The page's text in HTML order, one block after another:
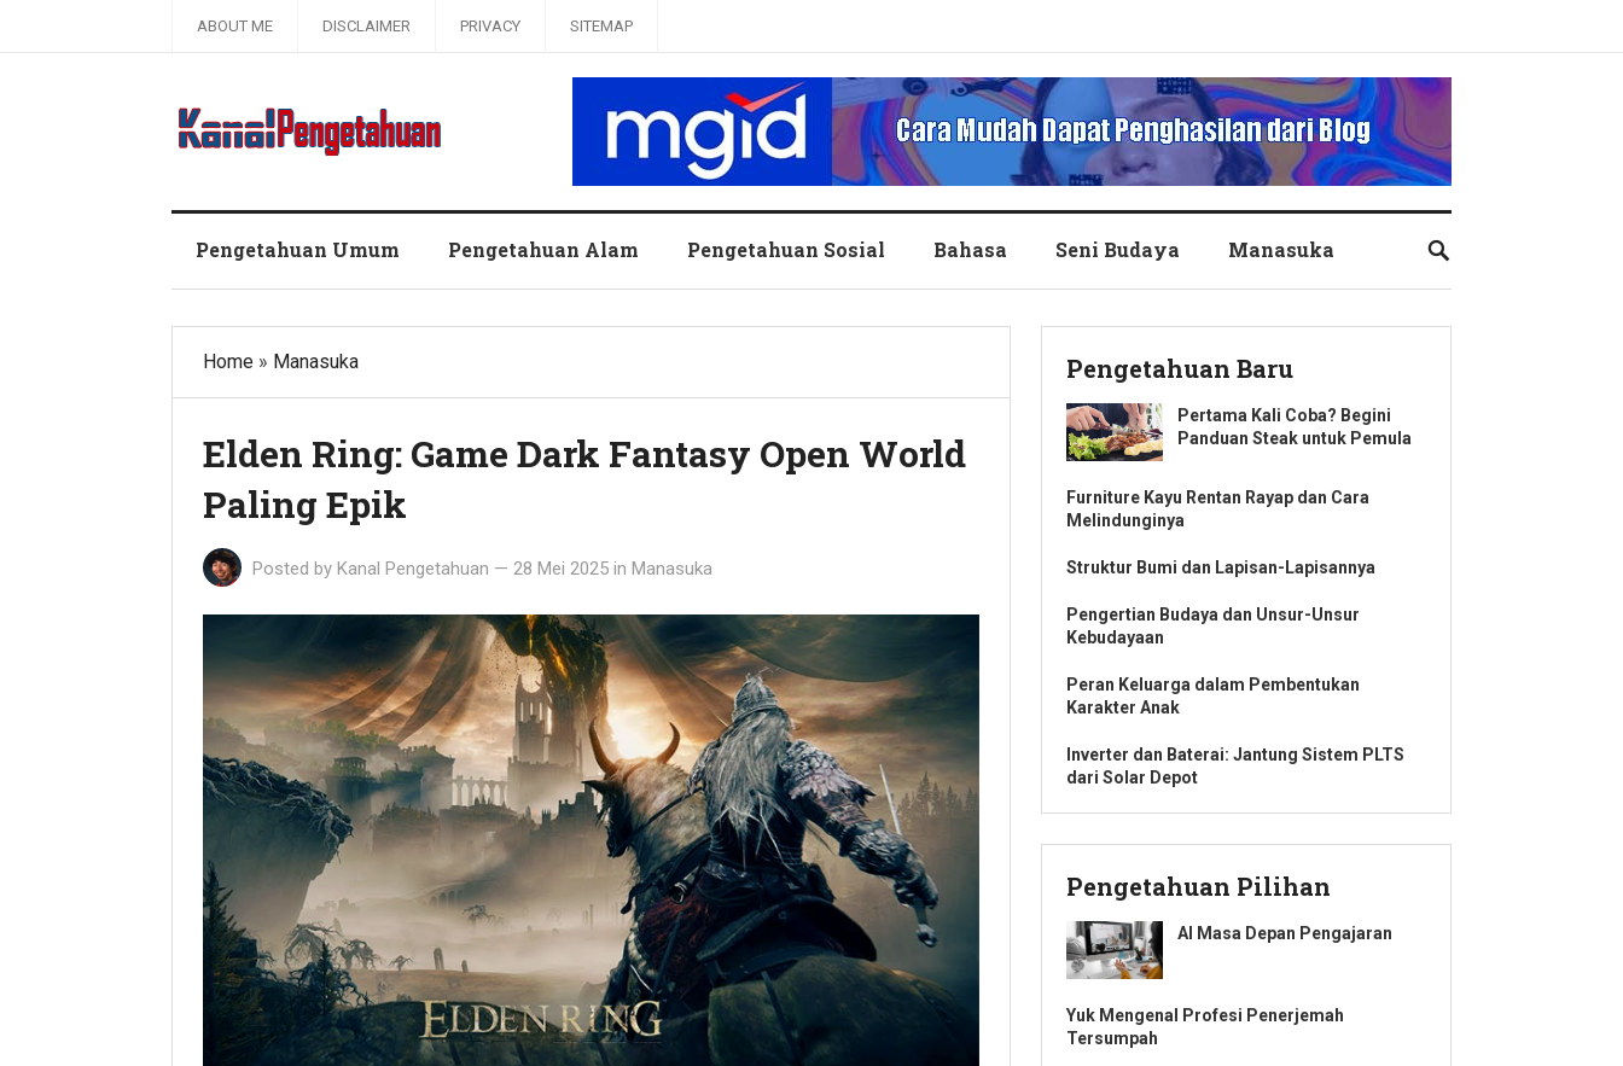
ABOUT ME DISCLAIMER PRIVACY SITEMAP
Pengetahuan Umum Pengetahuan Alam Pengetahuan Sosial Bahasa Seni Budaya Manasuka
Home » Manasuka
Elden Ring: Game Dark Fantasy Open World
Paling Epik
Posted by Kanal Pengetahuan — 28 Mei 2025 in Manasuka
Pengetahuan Baru
Pertama Kali Coba? Begini
Panduan Steak untuk Pemula
Furniture Kayu Rentan Rayap dan Cara
Melindunginya
Struktur Bumi dan Lapisan-Lapisannya
Pengertian Budaya dan Unsur-Unsur
Kebudayaan
Peran Keluarga dalam Pembentukan
Karakter Anak
Inverter dan Baterai: Jantung Sistem PLTS
dari Solar Depot
Pengetahuan Pilihan
AI Masa Depan Pengajaran
Yuk Mengenal Profesi Penerjemah
Tersumpah